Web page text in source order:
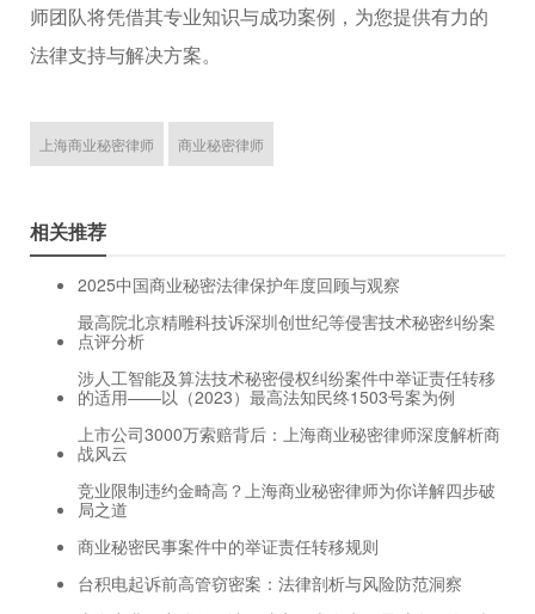
师团队将凭借其专业知识与成功案例，为您提供有力的
法律支持与解决方案。
上海商业秘密律师 商业秘密律师
相关推荐
2025中国商业秘密法律保护年度回顾与观察
最高院北京精雕科技诉深圳创世纪等侵害技术秘密纠纷案
点评分析
涉人工智能及算法技术秘密侵权纠纷案件中举证责任转移
的适用——以（2023）最高法知民终1503号案为例
上市公司3000万索赔背后：上海商业秘密律师深度解析商
战风云
竞业限制违约金畸高？上海商业秘密律师为你详解四步破
局之道
商业秘密民事案件中的举证责任转移规则
台积电起诉前高管窃密案：法律剖析与风险防范洞察